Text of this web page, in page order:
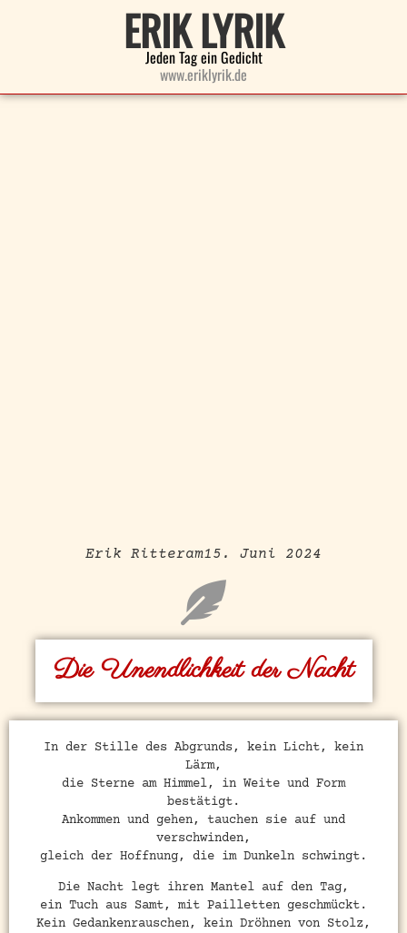
ERIK LYRIK
Jeden Tag ein Gedicht
www.eriklyrik.de
Erik Ritteram15. Juni 2024
Die Unendlichkeit der Nacht
In der Stille des Abgrunds, kein Licht, kein
Lärm,
die Sterne am Himmel, in Weite und Form
bestätigt.
Ankommen und gehen, tauchen sie auf und
verschwinden,
gleich der Hoffnung, die im Dunkeln schwingt.
Die Nacht legt ihren Mantel auf den Tag,
ein Tuch aus Samt, mit Pailletten geschmückt.
Kein Gedankenrauschen, kein Dröhnen von Stolz,